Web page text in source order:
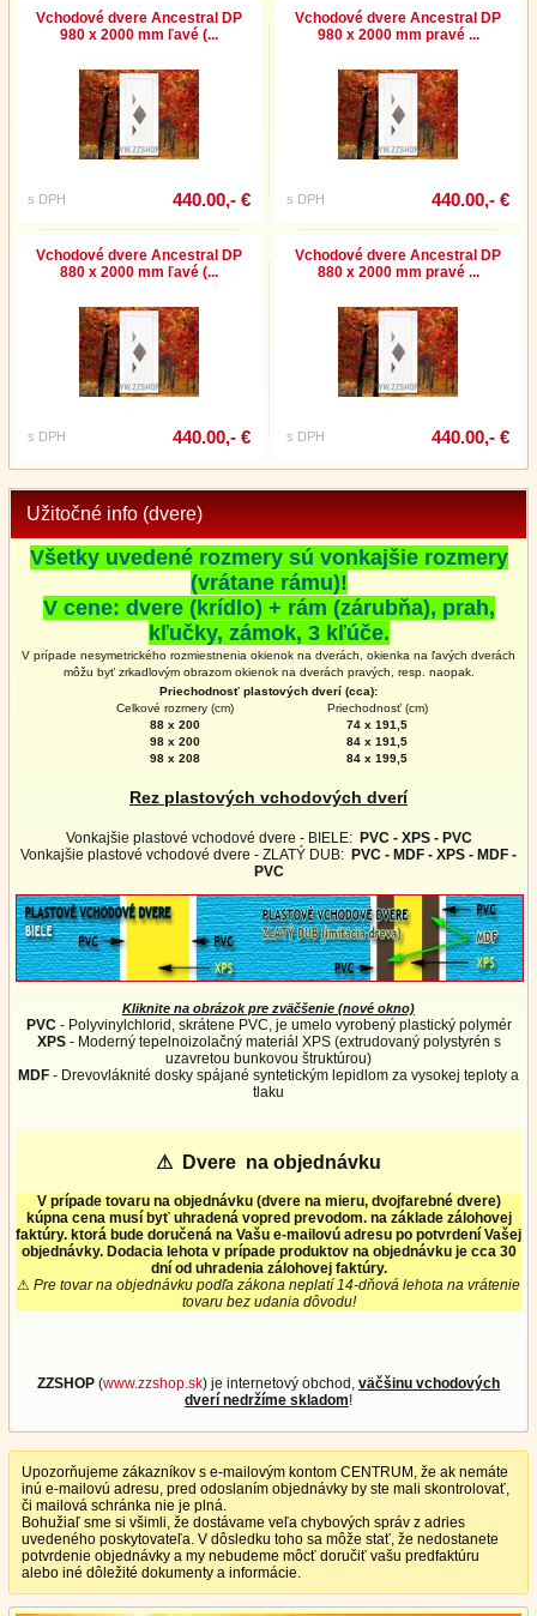
Upozorňujeme zákazníkov s e-mailovým kontom CENTRUM, že ak nemáte
inú e-mailovú adresu, pred odoslaním objednávky by ste mali skontrolovať,
či mailová schránka nie je plná.
Bohužiaľ sme si všimli, že dostávame veľa chybových správ z adries
uvedeného poskytovateľa. V dôsledku toho sa môže stať, že nedostanete
potvrdenie objednávky a my nebudeme môcť doručiť vašu predfaktúru
alebo iné dôležité dokumenty a informácie.
Vchodové dvere Ancestral DP
980 x 2000 mm ľavé (...
s DPH 440.00,- €
Vchodové dvere Ancestral DP
980 x 2000 mm pravé ...
s DPH 440.00,- €
Vchodové dvere Ancestral DP
880 x 2000 mm ľavé (...
s DPH 440.00,- €
Vchodové dvere Ancestral DP
880 x 2000 mm pravé ...
s DPH 440.00,- €
Užitočné info (dvere)
Všetky uvedené rozmery sú vonkajšie rozmery
(vrátane rámu)!
V cene: dvere (krídlo) + rám (zárubňa), prah,
kľučky, zámok, 3 kľúče.
V prípade nesymetrického rozmiestnenia okienok na dverách, okienka na ľavých dverách
môžu byť zrkadlovým obrazom okienok na dverách pravých, resp. naopak.
Priechodnosť plastových dverí (cca):
Celkové rozmery (cm)
Priechodnosť (cm)
88 x 200
74 x 191,5
98 x 200
84 x 191,5
98 x 208
84 x 199,5
Rez plastových vchodových dverí
Vonkajšie plastové vchodové dvere - BIELE: PVC - XPS - PVC
Vonkajšie plastové vchodové dvere - ZLATÝ DUB: PVC - MDF - XPS - MDF -
PVC
Kliknite na obrázok pre zväčšenie (nové okno)
PVC- Polyvinylchlorid, skrátene PVC, je umelo vyrobený plastický polymér
XPS- Moderný tepelnoizolačný materiál XPS (extrudovaný polystyrén s
uzavretou bunkovou štruktúrou)
MDF - Drevovláknité dosky spájané syntetickým lepidlom za vysokej teploty a
tlaku
⚠ Dvere na objednávku
V prípade tovaru na objednávku (dvere na mieru, dvojfarebné dvere)
kúpna cena musí byť uhradená vopred prevodom. na základe zálohovej
faktúry. ktorá bude doručená na Vašu e-mailovú adresu po potvrdení Vašej
objednávky. Dodacia lehota v prípade produktov na objednávku je cca 30
dní od uhradenia zálohovej faktúry.
⚠ Pre tovar na objednávku podľa zákona neplatí 14-dňová lehota na vrátenie
tovaru bez udania dôvodu!
ZZSHOP (www.zzshop.sk) je internetový obchod, väčšinu vchodových
dverí nedržíme skladom!